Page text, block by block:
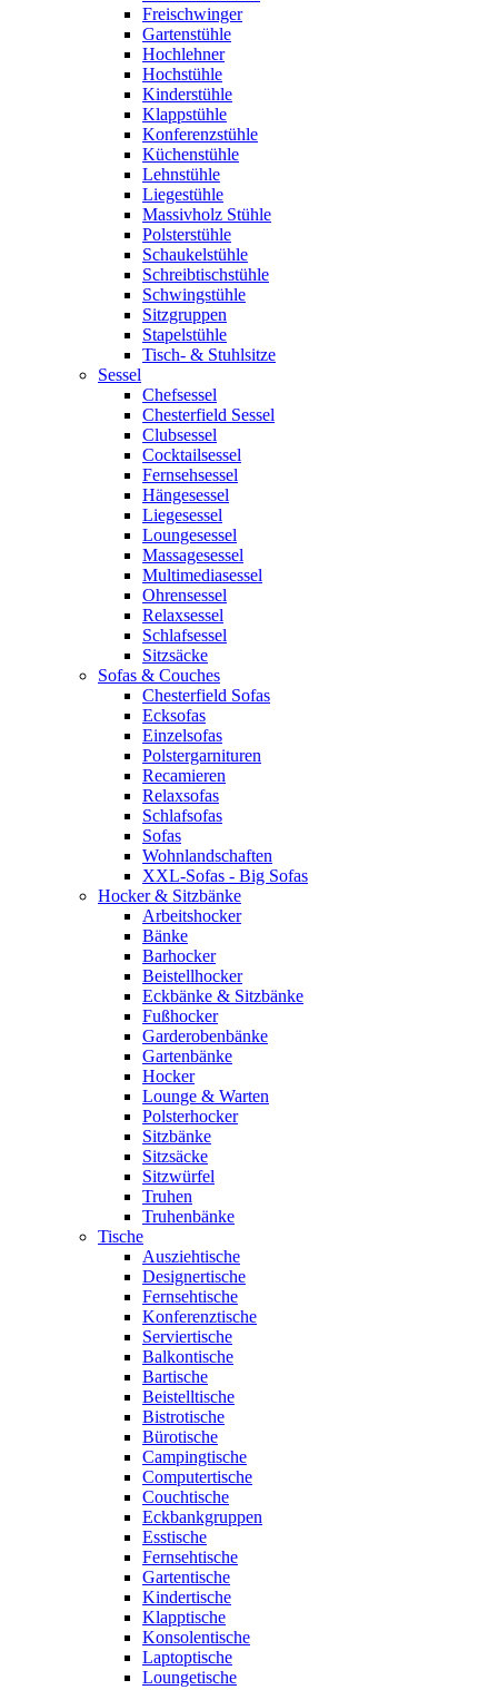
Freischwinger
Gartenstühle
Hochlehner
Hochstühle
Kinderstühle
Klappstühle
Konferenzstühle
Küchenstühle
Lehnstühle
Liegestühle
Massivholz Stühle
Polsterstühle
Schaukelstühle
Schreibtischstühle
Schwingstühle
Sitzgruppen
Stapelstühle
Tisch- & Stuhlsitze
Sessel
Chefsessel
Chesterfield Sessel
Clubsessel
Cocktailsessel
Fernsehsessel
Hängesessel
Liegesessel
Loungesessel
Massagesessel
Multimediasessel
Ohrensessel
Relaxsessel
Schlafsessel
Sitzsäcke
Sofas & Couches
Chesterfield Sofas
Ecksofas
Einzelsofas
Polstergarnituren
Recamieren
Relaxsofas
Schlafsofas
Sofas
Wohnlandschaften
XXL-Sofas - Big Sofas
Hocker & Sitzbänke
Arbeitshocker
Bänke
Barhocker
Beistellhocker
Eckbänke & Sitzbänke
Fußhocker
Garderobenbänke
Gartenbänke
Hocker
Lounge & Warten
Polsterhocker
Sitzbänke
Sitzsäcke
Sitzwürfel
Truhen
Truhenbänke
Tische
Ausziehtische
Designertische
Fernsehtische
Konferenztische
Serviertische
Balkontische
Bartische
Beistelltische
Bistrotische
Bürotische
Campingtische
Computertische
Couchtische
Eckbankgruppen
Esstische
Fernsehtische
Gartentische
Kindertische
Klapptische
Konsolentische
Laptoptische
Loungetische